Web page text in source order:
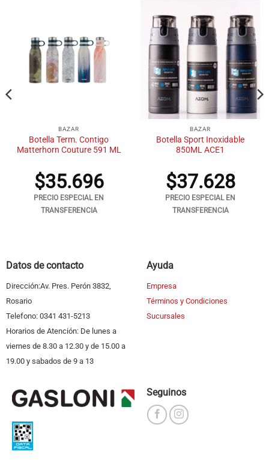
BAZAR
Botella Term. Contigo
Matterhorn Couture 591 ML
$35.696
PRECIO ESPECIAL EN
TRANSFERENCIA
BAZAR
Botella Sport Inoxidable
850ML ACE1
$37.628
PRECIO ESPECIAL EN
TRANSFERENCIA
Datos de contacto
Dirección:Av. Pres. Perón 3832,
Rosario
Telefono: 0341 431-5213
Horarios de Atención: De lunes a
viernes de 8.30 a 12.30 y de 15.00 a
19.00 y sabados de 9 a 13
Ayuda
Empresa
Términos y Condiciones
Sucursales
Seguinos